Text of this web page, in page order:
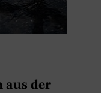
aus der